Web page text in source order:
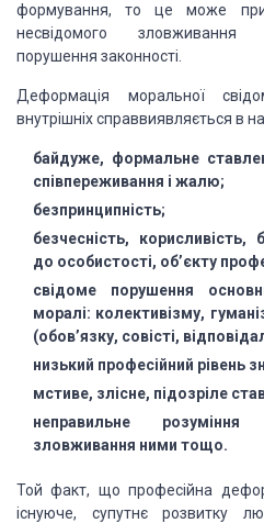
формування, то це може
несвідомого зловживання
порушення законності.
Деформація моральної
внутрішніх справвиявляється в
байдуже, формальне
співпереживання і жалю;
безпринципність;
безчесність, корисливість,
до особистості, об’єкту
свідоме порушення
моралі: колективізму,
(обов’язку, совісті,
низький професійний рівень
мстиве, злісне, підозріле
неправильне
зловживання ними тощо.
Той факт, що професійна
існуюче, супутнє розвитку